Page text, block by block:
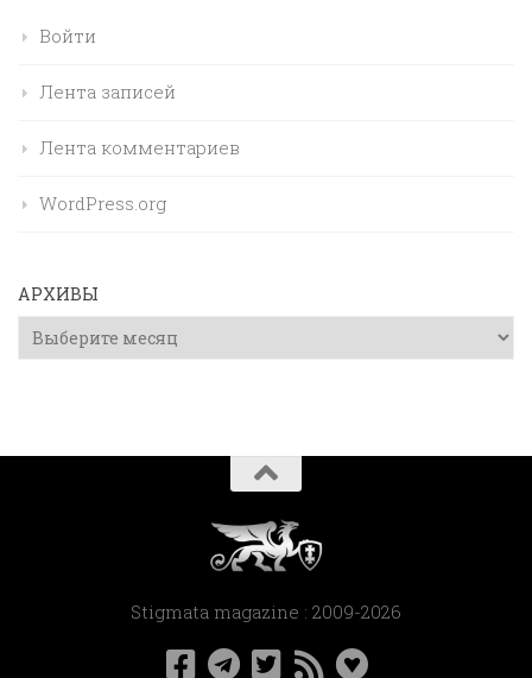
Войти
Лента записей
Лента комментариев
WordPress.org
АРХИВЫ
Архивы
Stigmata magazine : 2009-2026